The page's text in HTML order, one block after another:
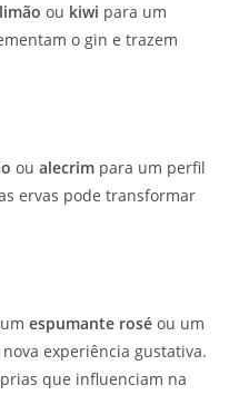
limão ou kiwi para um
o gin e trazem
ou alecrim para um perfil
ervas pode transformar
espumante rosé ou um
experiência gustativa.
que influenciam na